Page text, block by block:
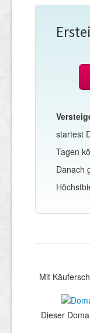
startest
Tagen
Danach
Mit
Dieser